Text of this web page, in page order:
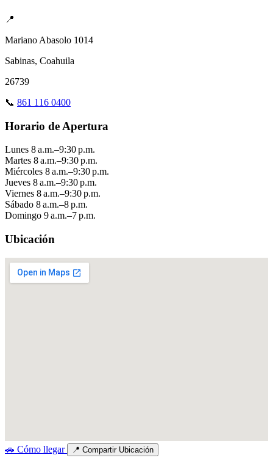
📍
Mariano Abasolo 1014
Sabinas, Coahuila
26739
📞 861 116 0400
Horario de Apertura
Lunes 8 a.m.–9:30 p.m.
Martes 8 a.m.–9:30 p.m.
Miércoles 8 a.m.–9:30 p.m.
Jueves 8 a.m.–9:30 p.m.
Viernes 8 a.m.–9:30 p.m.
Sábado 8 a.m.–8 p.m.
Domingo 9 a.m.–7 p.m.
Ubicación
🚗 Cómo llegar 📍 Compartir Ubicación